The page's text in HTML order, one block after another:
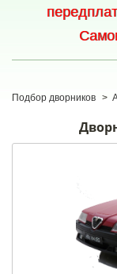
Подбор дворников >